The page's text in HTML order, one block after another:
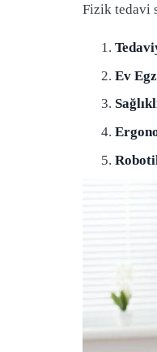
Fizik tedavi
Ev